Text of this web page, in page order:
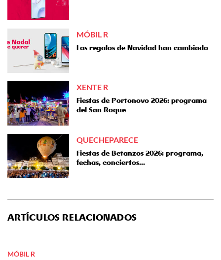
MÓBIL R
Los regalos de Navidad han cambiado
XENTE R
Fiestas de Portonovo 2026: programa
del San Roque
QUECHEPARECE
Fiestas de Betanzos 2026: programa,
fechas, conciertos...
ARTÍCULOS RELACIONADOS
MÓBIL R